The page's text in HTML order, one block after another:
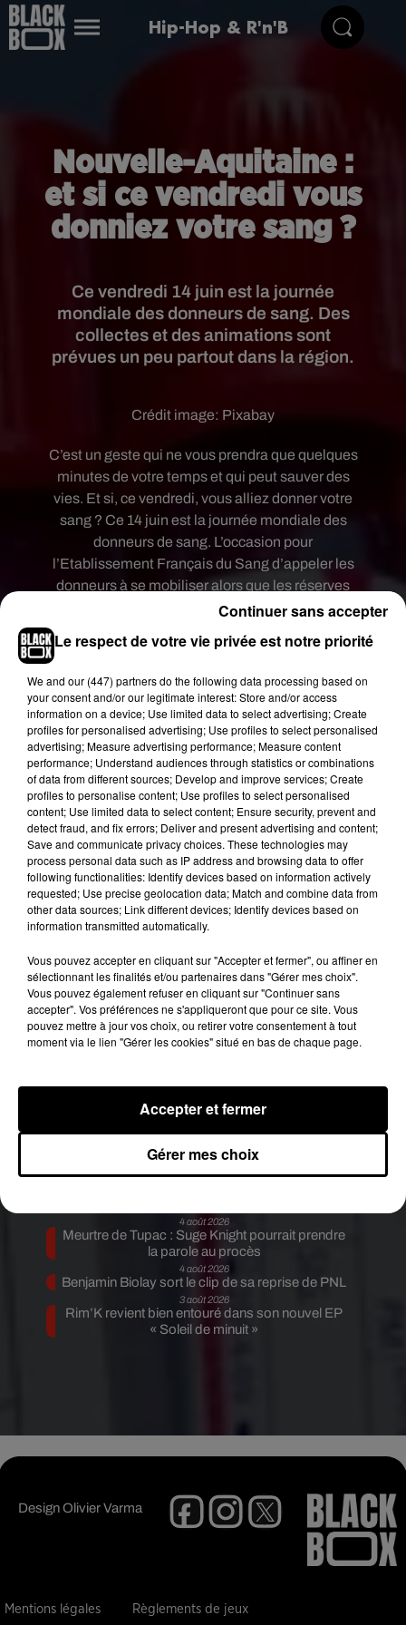
Hip-Hop & R'n'B
Nouvelle-Aquitaine :
et si ce vendredi vous
donniez votre sang ?
Ce vendredi 14 juin est la journée
mondiale des donneurs de sang. Des
collectes et des animations sont
prévues un peu partout dans la région.
Crédit image: Pixabay
C’est un geste qui ne vous prendra que quelques
minutes de votre temps et qui peut sauver des
vies. Et si, ce vendredi, vous alliez donner votre
sang ? Ce 14 juin est la journée mondiale des
donneurs de sang. L’occasion pour
l’Etablissement Français du Sang d’appeler les
donneurs à se mobiliser alors que les réserves
n’ont jamais été aussi basses depuis 2011. En
France, 10 000 dons de sang sont nécessaires par
jour pour subvenir aux besoins des malades.
À l’occasion de cette journée mondiale des
donneurs de sang, une collecte exceptionnelle est
organisée ce vendredi de 11 heures à 19 heures
dans les salons de l’Hôtel de ville deBordeaux
Des animations avec un magicien et des stands
de massage sont prévus. Des animations
extérieures seront également organisées place
Pey Berland.
Pour savoir où donner votre sang en Nouvelle-
Aquitaine, rendez-vous surle site internet de
l’EFS.
Fil actus
7 août 2026
Moha MMZ dévoile « Mikasa », un nouveau
single entre amour et...
7 août 2026
Tayc et Didi B dévoilent le single le plus dansant
surprise
Coulda Shoulda Woulda »
5 août 2026
4 août 2026
Meurtre de Tupac : Suge Knight pourrait prendre
la parole au procès
4 août 2026
Benjamin Biolay sort le clip de sa reprise de PNL
3 août 2026
Rim’K revient bien entouré dans son nouvel EP
« Soleil de minuit »
DesignOlivier Varma
Mentions légales Règlements de jeux
Le respect de votre vie privée est notre priorité
We and our (447) partnersdo the following data processing based on
your consent and/or our legitimate interest: Store and/or access
information on a device; Use limited data to select advertising; Create
profiles for personalised advertising; Use profiles to select personalised
advertising; Measure advertising performance; Measure content
performance; Understand audiences through statistics or combinations
of data from different sources; Develop and improve services; Create
profiles to personalise content; Use profiles to select personalised
content; Use limited data to select content; Ensure security, prevent and
detect fraud, and fix errors; Deliver and present advertising and content;
Save and communicate privacy choices. These technologies may
process personal data such as IP address and browsing data to offer
following functionalities: Identify devices based on information actively
requested; Use precise geolocation data; Match and combine data from
other data sources; Link different devices; Identify devices based on
information transmitted automatically.
Vous pouvez accepter en cliquant sur "Accepter et fermer", ou affiner en
sélectionnant les finalités et/ou partenaires dans "Gérer mes choix".
Vous pouvez également refuser en cliquant sur "Continuer sans
accepter". Vos préférences ne s'appliqueront que pour ce site. Vous
pouvez mettre à jour vos choix, ou retirer votre consentement à tout
moment via le lien "Gérer les cookies" situé en bas de chaque page.
Gérer mes choix
Accepter et fermer
Continuer sans accepter